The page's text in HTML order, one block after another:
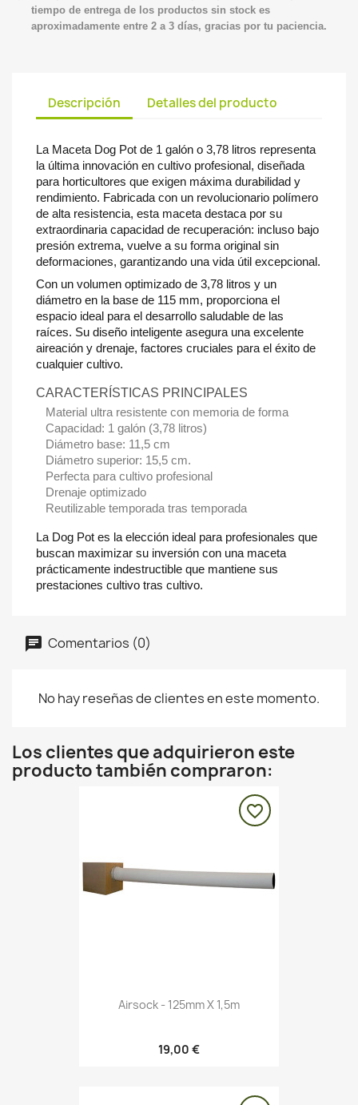
tiempo de entrega de los productos sin stock es
aproximadamente entre 2 a 3 días, gracias por tu paciencia.
Descripción Detalles del producto
La Maceta Dog Pot de 1 galón o 3,78 litros representa
la última innovación en cultivo profesional, diseñada
para horticultores que exigen máxima durabilidad y
rendimiento. Fabricada con un revolucionario polímero
de alta resistencia, esta maceta destaca por su
extraordinaria capacidad de recuperación: incluso bajo
presión extrema, vuelve a su forma original sin
deformaciones, garantizando una vida útil excepcional.
Con un volumen optimizado de 3,78 litros y un
diámetro en la base de 115 mm, proporciona el
espacio ideal para el desarrollo saludable de las
raíces. Su diseño inteligente asegura una excelente
aireación y drenaje, factores cruciales para el éxito de
cualquier cultivo.
CARACTERÍSTICAS PRINCIPALES
Material ultra resistente con memoria de forma
Capacidad: 1 galón (3,78 litros)
Diámetro base: 11,5 cm
Diámetro superior: 15,5 cm.
Perfecta para cultivo profesional
Drenaje optimizado
Reutilizable temporada tras temporada
La Dog Pot es la elección ideal para profesionales que
buscan maximizar su inversión con una maceta
prácticamente indestructible que mantiene sus
prestaciones cultivo tras cultivo.
Comentarios (0)
No hay reseñas de clientes en este momento.
Los clientes que adquirieron este
producto también compraron:
Airsock - 125mm X 1,5m
19,00 €
favorite_border